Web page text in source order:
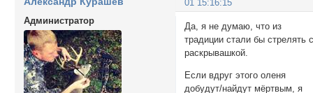
01 15:16:15
Администратор
Да, я не думаю, что из
традиции стали бы стрелять
раскрывашкой.
Если вдруг этого оленя
добудут/найдут мёртвым, я